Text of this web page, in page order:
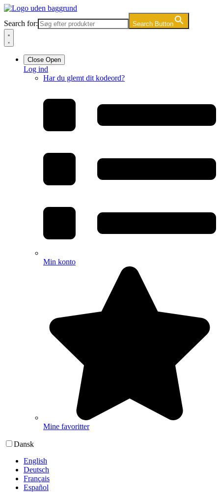
Videre
indhold
Search for: Search Button
Close Open
Log ind
Har du glemt dit kodeord?
Min konto
Mine favoritter
Dansk
English
Deutsch
Français
Español